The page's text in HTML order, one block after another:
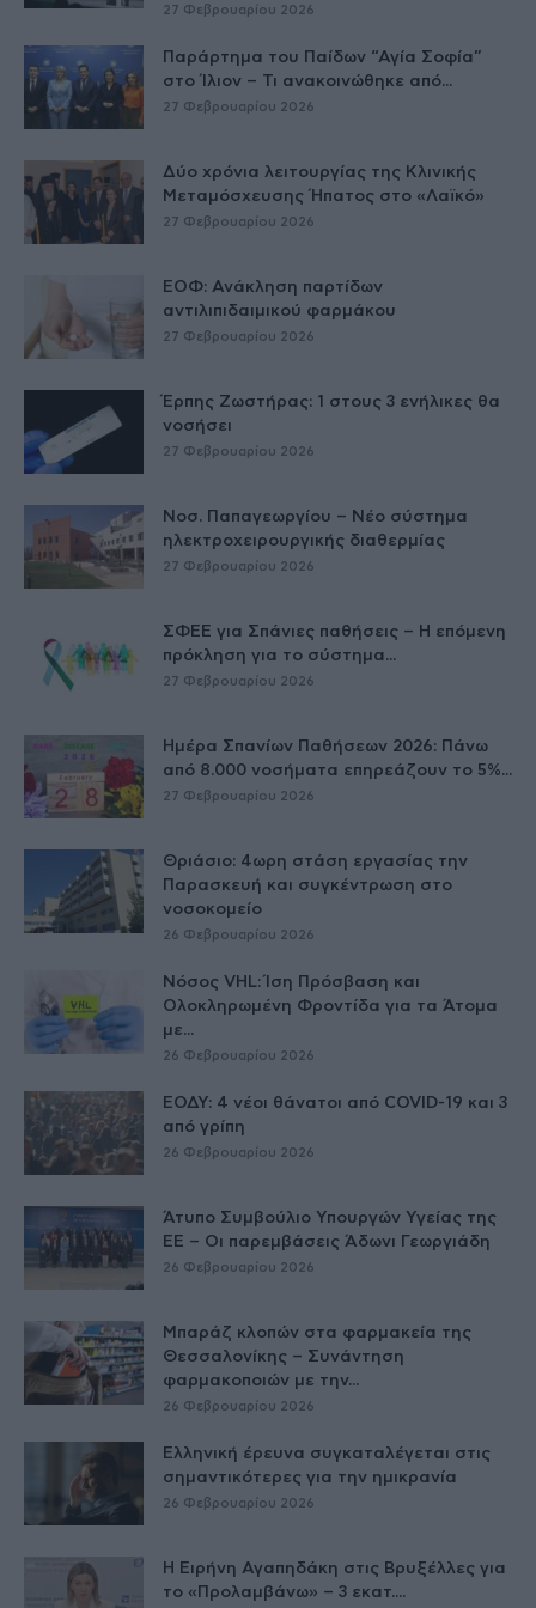
27 Φεβρουαρίου 2026
Παράρτημα του Παίδων “Αγία Σοφία”
στο Ίλιον – Τι ανακοινώθηκε από...
27 Φεβρουαρίου 2026
Δύο χρόνια λειτουργίας της Κλινικής
Μεταμόσχευσης Ήπατος στο «Λαϊκό»
27 Φεβρουαρίου 2026
ΕΟΦ: Ανάκληση παρτίδων
αντιλιπιδαιμικού φαρμάκου
27 Φεβρουαρίου 2026
Έρπης Ζωστήρας: 1 στους 3 ενήλικες θα
νοσήσει
27 Φεβρουαρίου 2026
Νοσ. Παπαγεωργίου – Νέο σύστημα
ηλεκτροχειρουργικής διαθερμίας
27 Φεβρουαρίου 2026
ΣΦΕΕ για Σπάνιες παθήσεις – Η επόμενη
πρόκληση για το σύστημα...
27 Φεβρουαρίου 2026
Ημέρα Σπανίων Παθήσεων 2026: Πάνω
από 8.000 νοσήματα επηρεάζουν το 5%...
27 Φεβρουαρίου 2026
Θριάσιο: 4ωρη στάση εργασίας την
Παρασκευή και συγκέντρωση στο
νοσοκομείο
26 Φεβρουαρίου 2026
Νόσος VHL: Ίση Πρόσβαση και
Ολοκληρωμένη Φροντίδα για τα Άτομα
με...
26 Φεβρουαρίου 2026
ΕΟΔΥ: 4 νέοι θάνατοι από COVID-19 και 3
από γρίπη
26 Φεβρουαρίου 2026
Άτυπο Συμβούλιο Υπουργών Υγείας της
ΕE – Οι παρεμβάσεις Άδωνι Γεωργιάδη
26 Φεβρουαρίου 2026
Μπαράζ κλοπών στα φαρμακεία της
Θεσσαλονίκης – Συνάντηση
φαρμακοποιών με την...
26 Φεβρουαρίου 2026
Ελληνική έρευνα συγκαταλέγεται στις
σημαντικότερες για την ημικρανία
26 Φεβρουαρίου 2026
Η Ειρήνη Αγαπηδάκη στις Βρυξέλλες για
το «Προλαμβάνω» – 3 εκατ....